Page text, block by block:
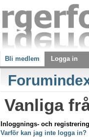
Bli medlem Logga in
Vanliga
Inloggnings- och
Varför kan jag inte logga in?